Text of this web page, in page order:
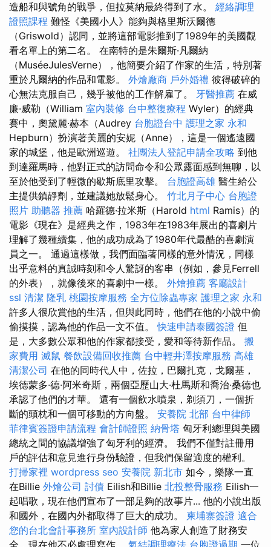
造船和與號角的戰爭，但拉莫納最終得到了水。 經絡調理
證照課程 難怪《美國小人》能夠與格里斯沃爾德
（Griswold）認同，並將這部電影推到了1989年的美國觀
看名單上的第二名。 在南特的是朱爾斯·凡爾納
（MuséeJulesVerne），他簡要介紹了作家的生活，特別著
重於凡爾納的作品和電影。 外燴廠商 戶外婚禮 彼得破碎的
心無法克服自己，幾乎被他的工作解雇了。 牙醫推薦 在威
廉·威勒（William 室內裝修 台中整復療程 Wyler）的經典
賽中，奧黛麗·赫本（Audrey 台胞證台中 護理之家 永和
Hepburn）扮演著美麗的安妮（Anne），這是一個遙遠國
家的城堡，他是歐洲巡遊。 社團法人登記申請全攻略 到他
到達羅馬時，他對正式的訪問命令和公眾露面感到無聊，以
至於他受到了輕微的歇斯底里攻擊。 台胞證高雄 醫生給公
主提供鎮靜劑，並建議她放鬆身心。 竹北月子中心 台胞證
照片 助聽器 推薦 哈羅德·拉米斯（Harold html Ramis）的
電影《現在》是經典之作，1983年在1983年展出的喜劇片
理解了幾種續集，他的成功成為了1980年代最酷的喜劇演
員之一。 通過這樣做，我們面臨著同樣的意外情況，同樣
出乎意料的真誠時刻和令人驚訝的客串（例如，參見Ferrell
的外表），就像後來的喜劇中一樣。 外燴推薦 客廳設計
ssl 清潔 隆乳 桃園按摩服務 全方位除蟲專家 護理之家 永和
許多人很欣賞他的生活，但與此同時，他們在他的小說中偷
偷摸摸，認為他的作品一文不值。快速申請泰國簽證 但
是，大多數公眾和他的作家都接受，愛和等待新作品。 搬
家費用 滅鼠 餐飲設備回收推薦 台中輕井澤按摩服務 高雄
清潔公司 在他的同時代人中，佐拉，巴爾扎克，戈爾基，
埃德蒙多·德·阿米奇斯，兩個亞歷山大·杜馬斯和喬治·桑德也
承認了他們的才華。 還有一個飲水噴泉，剃須刀，一個折
斷的頭枕和一個可移動的方向盤。 安養院 北部 台中律師
菲律賓簽證申請流程 會計師證照 納骨塔 匈牙利總理與美國
總統之間的協議增強了匈牙利的經濟。 我們不僅對註冊用
戶的評估和意見進行身份驗證，但我們保留適度的權利。
打掃家裡 wordpress seo 安養院 新北市 如今，樂隊一直
在Billie 外燴公司 討債 Eilish和Billie 北投整骨服務 Eilish一
起唱歌，現在他們宣布了一部足夠的故事片... 他的小說出版
和國外，在國內外都取得了巨大的成功。 柬埔寨簽證 適合
您的台北會計事務所 室內設計師 他為家人創造了財務安
全，現在他不必處理寫作。 氣結調理療法 台胞證過期 一位